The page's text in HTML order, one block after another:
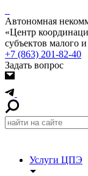
Автономная
«Центр
субъектов малого
+7 (863) 201-82-40
Задать вопрос
Услуги ЦПЭ